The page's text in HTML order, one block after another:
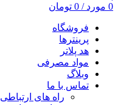
0 مورد /
0 تومان
فروشگاه
پرینترها
هد پلاتر
مواد مصرفی
وبلاگ
تماس با ما
راه های ارتباطی